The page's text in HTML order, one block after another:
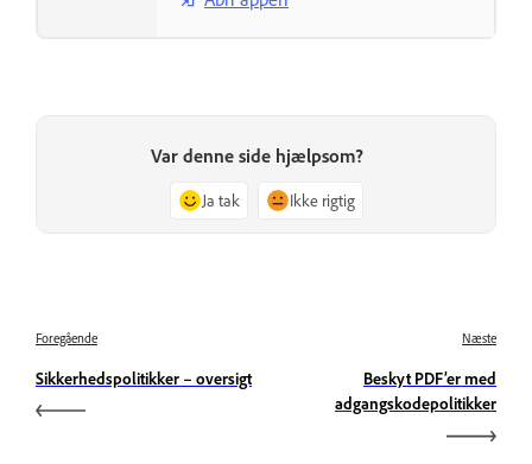
Var denne side hjælpsom?
Ja tak Ikke rigtig
Foregående
Sikkerhedspolitikker – oversigt
Næste
Beskyt PDF’er med
adgangskodepolitikker